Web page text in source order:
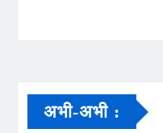
अभी-अभी :